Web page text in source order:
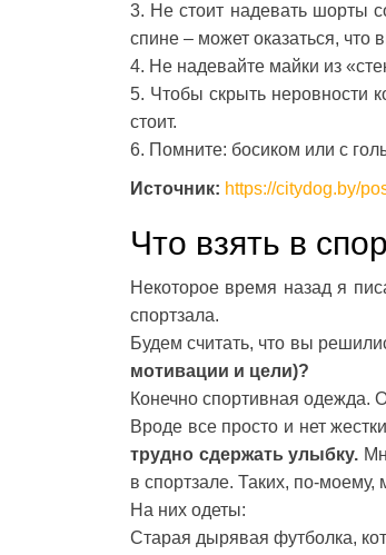
3. Не стоит надевать шорты
спине – может оказаться,
4. Не надевайте майки из
5. Чтобы скрыть неровности
стоит.
6. Помните: босиком или с
Источник: https://citydog.by/
Что взять в
Некоторое время назад я
спортзала.
Будем считать, что вы
мотивации и цели)?
Конечно спортивная одежда.
Вроде все просто и нет
трудно сдержать улыбку.
в спортзале. Таких, по-моему,
На них одеты:
Старая дырявая футболка,